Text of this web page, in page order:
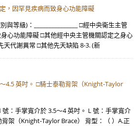
，因罕見疾病而致身心功能障礙
等級)：_______________ □經中央衛生主管
心功能障礙 □其他經中央主管機關認定之身心
天代謝異常 □其他先天缺陷 8-3. (新
4.5 英吋。 □騎士泰勒背架（Knight-Taylor
：手掌寬介於 3.5～4 英吋。 L 號：手掌寬介
架（Knight-Taylor Brace） 背型：（ ）A.正